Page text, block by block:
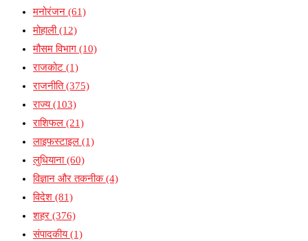
मनोरंजन (61)
मोहाली(12)
मौसम विभाग (10)
राजकोट (1)
राजनीति(375)
राज्य(103)
राशिफल (21)
लाइफस्टाइल (1)
लुधियाना(60)
विज्ञान और तकनीक(4)
विदेश (81)
शहर (376)
संपादकीय(1)